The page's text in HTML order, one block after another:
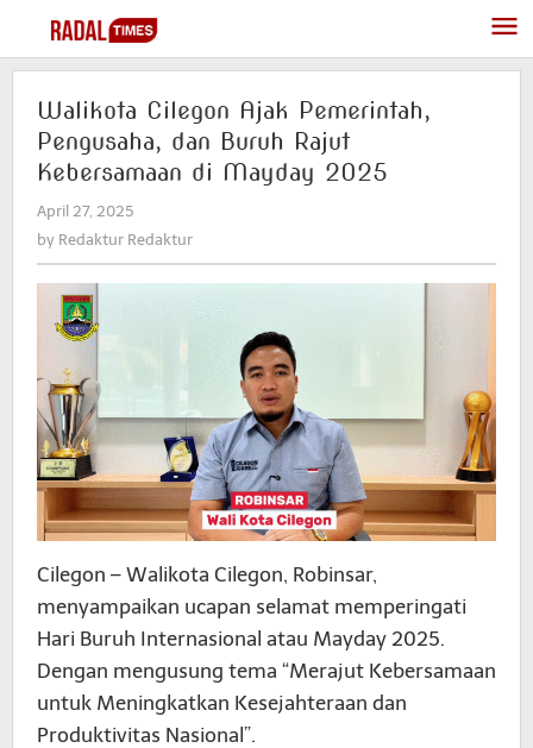
content
Walikota Cilegon Ajak Pemerintah,
Pengusaha, dan Buruh Rajut
Kebersamaan di Mayday 2025
April 27, 2025
Redaktur
by Redaktur Redaktur
Cilegon – Walikota Cilegon, Robinsar,
menyampaikan ucapan selamat memperingati
Hari Buruh Internasional atau Mayday 2025.
Dengan mengusung tema “Merajut Kebersamaan
untuk Meningkatkan Kesejahteraan dan
Produktivitas Nasional”.